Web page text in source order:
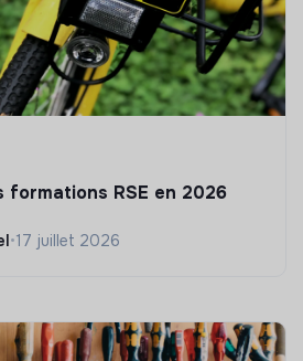
formations RSE en 2026
•17 juillet 2026